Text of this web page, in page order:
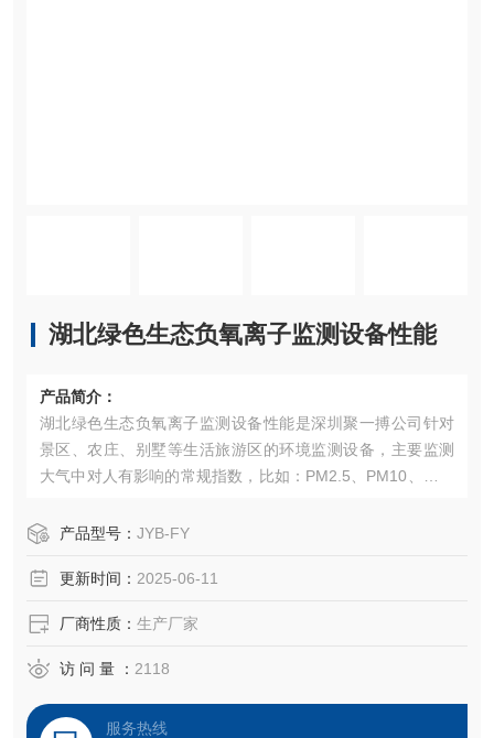
湖北绿色生态负氧离子监测设备性能
产品简介：
湖北绿色生态负氧离子监测设备性能是深圳聚一搏公司针对
景区、农庄、别墅等生活旅游区的环境监测设备，主要监测
大气中对人有影响的常规指数，比如：PM2.5、PM10、负氧
数。产品型号： JYB-FY
更新时间： 2025-06-11
厂商性质： 生产厂家
访 问 量 ： 2118
服务热线